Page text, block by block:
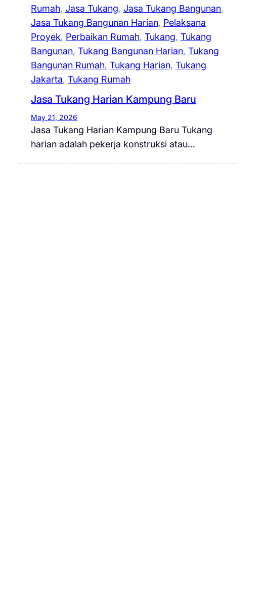
Rumah, Jasa Tukang, Jasa Tukang Bangunan
Jasa Tukang Bangunan Harian, Pelaksana
Proyek, Perbaikan Rumah, Tukang, Tukang
Bangunan, Tukang Bangunan Harian, Tukang
Bangunan Rumah, Tukang Harian, Tukang
Jakarta, Tukang Rumah
Jasa Tukang Harian Kampung Baru
May 21, 2026
Jasa Tukang Harian Kampung Baru Tukang
harian adalah pekerja konstruksi atau…